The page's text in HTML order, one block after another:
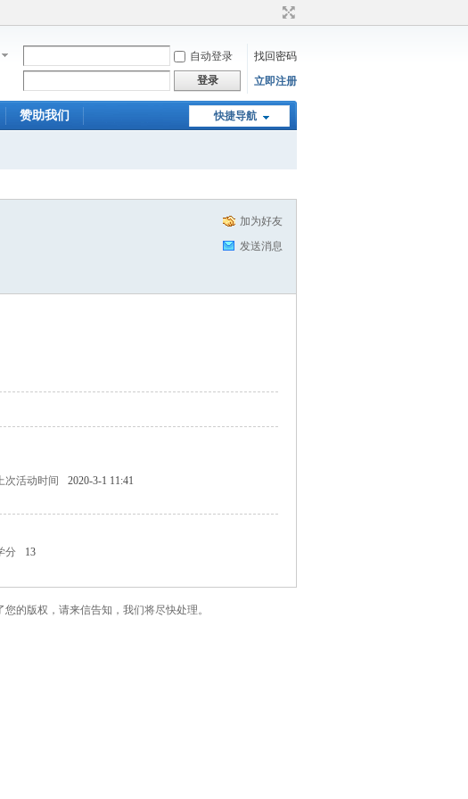
自动登录
找回密码
登录 立即注册
快捷导航
赞助我们
加为好友
发送消息
次活动时间
2020-3-1 11:41
分 13
您的版权，请来信告知，我们将尽快处理。